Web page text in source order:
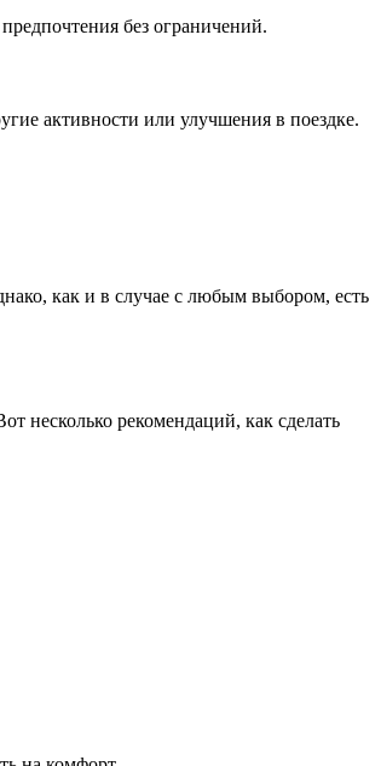
без ограничений.
активности или улучшения в поездке.
как и в случае с любым выбором, есть
несколько рекомендаций, как сделать